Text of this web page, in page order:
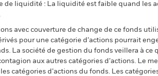
de liquidité : La liquidité est faible quand les
avec couverture de change de ce fonds
pour une catégorie d’actions pourrait
La société de gestion du fonds veillera à
aux autres catégories d’actions. Le
catégories d’actions du fonds. Les